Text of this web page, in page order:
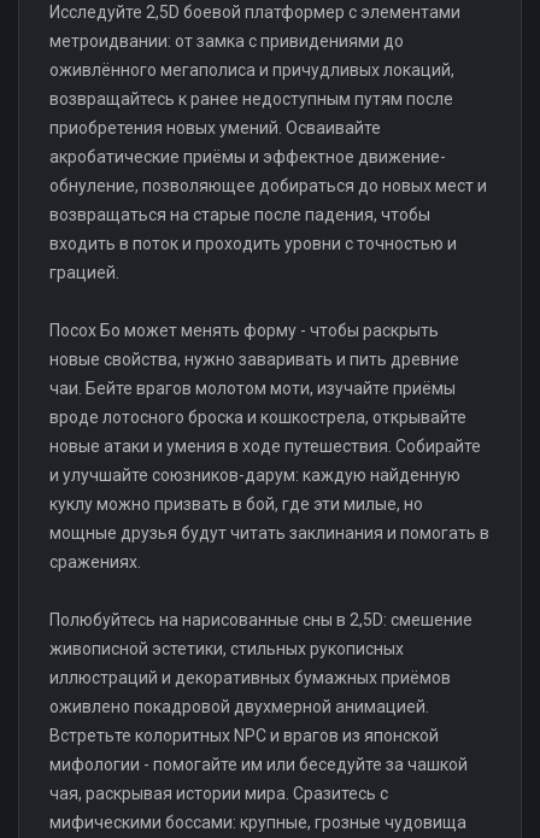
Исследуйте 2,5D боевой платформер с элементами
метроидвании: от замка с привидениями до
оживлённого мегаполиса и причудливых локаций,
возвращайтесь к ранее недоступным путям после
приобретения новых умений. Осваивайте
акробатические приёмы и эффектное движение-
обнуление, позволяющее добираться до новых мест и
возвращаться на старые после падения, чтобы
входить в поток и проходить уровни с точностью и
грацией.
Посох Бо может менять форму - чтобы раскрыть
новые свойства, нужно заваривать и пить древние
чаи. Бейте врагов молотом моти, изучайте приёмы
вроде лотосного броска и кошкострела, открывайте
новые атаки и умения в ходе путешествия. Собирайте
и улучшайте союзников-дарум: каждую найденную
куклу можно призвать в бой, где эти милые, но
мощные друзья будут читать заклинания и помогать в
сражениях.
Полюбуйтесь на нарисованные сны в 2,5D: смешение
живописной эстетики, стильных рукописных
иллюстраций и декоративных бумажных приёмов
оживлено покадровой двухмерной анимацией.
Встретьте колоритных NPC и врагов из японской
мифологии - помогайте им или беседуйте за чашкой
чая, раскрывая истории мира. Сразитесь с
мифическими боссами: крупные, грозные чудовища